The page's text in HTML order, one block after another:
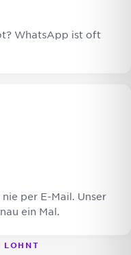
WhatsApp ist oft
per E-Mail. Unser
ein Mal.
LOHNT